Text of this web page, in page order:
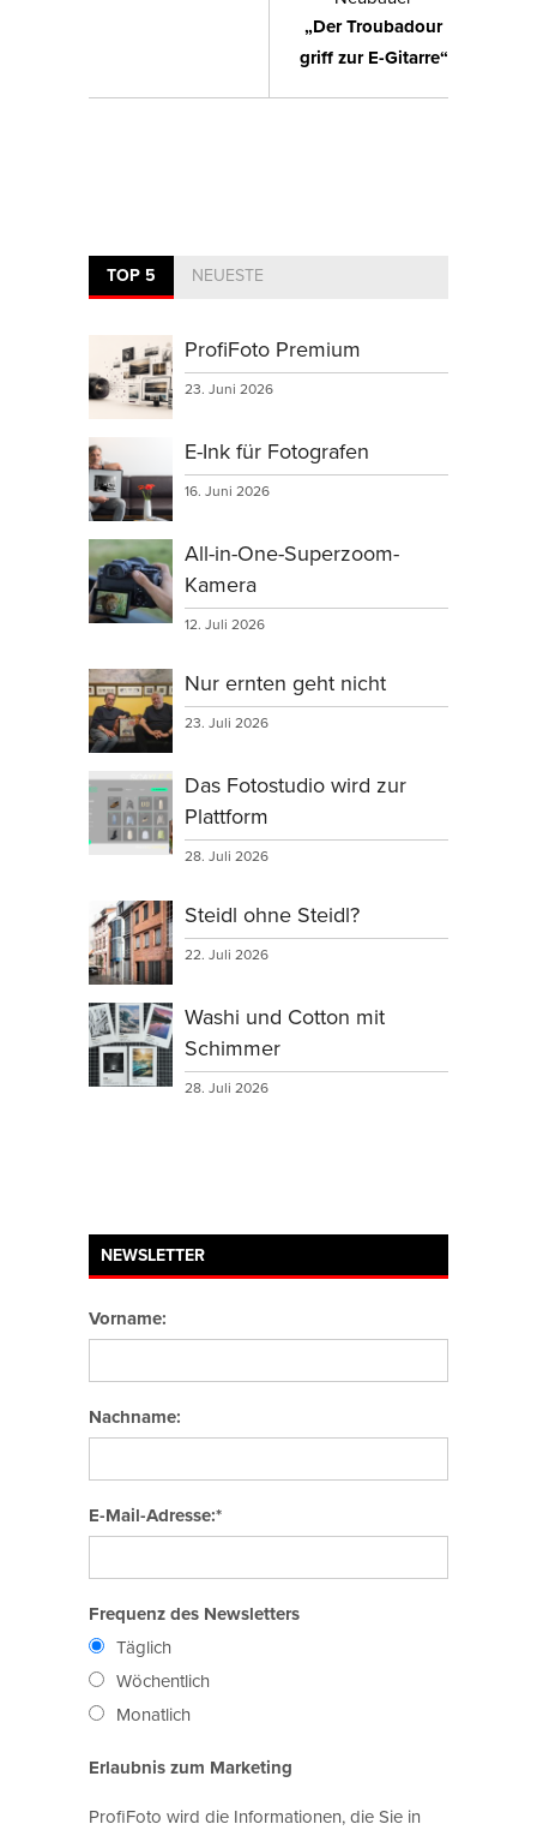
„Der Troubadour
griff zur E-Gitarre“
TOP 5 NEUESTE
ProfiFoto Premium
23. Juni 2026
E-Ink für Fotografen
16. Juni 2026
All-in-One-Superzoom-
Kamera
12. Juli 2026
Nur ernten geht nicht
23. Juli 2026
Das Fotostudio wird zur
Plattform
28. Juli 2026
Steidl ohne Steidl?
22. Juli 2026
Washi und Cotton mit
Schimmer
28. Juli 2026
NEWSLETTER
Vorname:
Nachname:
E-Mail-Adresse:*
Frequenz des Newsletters
Täglich
Wöchentlich
Monatlich
Erlaubnis zum Marketing
ProfiFoto wird die Informationen, die Sie in